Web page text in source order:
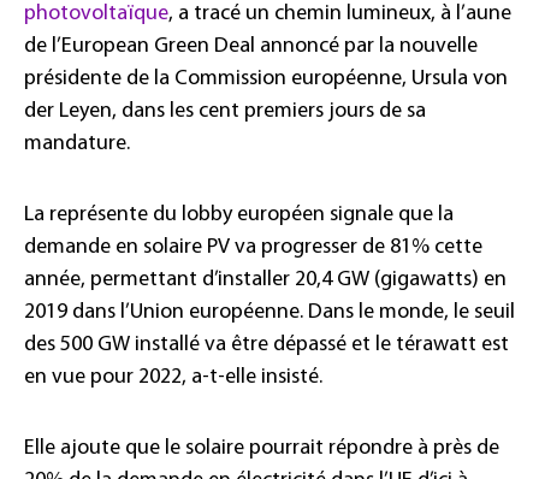
photovoltaïque, a tracé un chemin lumineux, à l’aune
de l’European Green Deal annoncé par la nouvelle
présidente de la Commission européenne, Ursula von
der Leyen, dans les cent premiers jours de sa
mandature.
La représente du lobby européen signale que la
demande en solaire PV va progresser de 81% cette
année, permettant d’installer 20,4 GW (gigawatts) en
2019 dans l’Union européenne. Dans le monde, le seuil
des 500 GW installé va être dépassé et le térawatt est
en vue pour 2022, a-t-elle insisté.
Elle ajoute que le solaire pourrait répondre à près de